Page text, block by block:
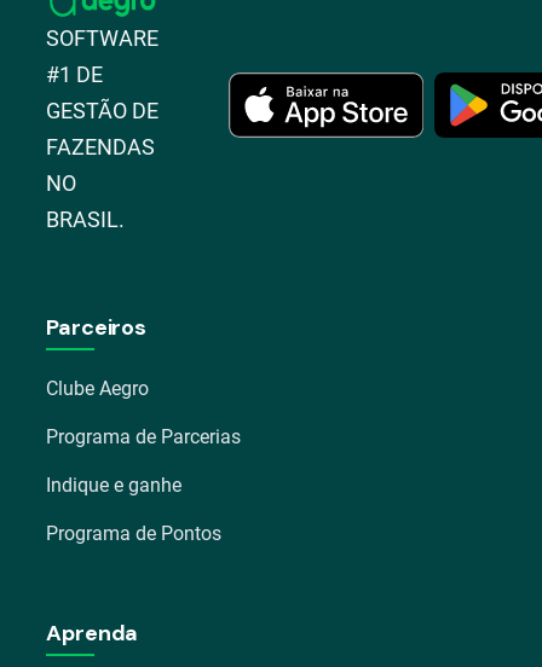
SOFTWARE
#1 DE
GESTÃO DE
FAZENDAS
NO
BRASIL.
Parceiros
Clube Aegro
Programa de Parcerias
Indique e ganhe
Programa de Pontos
Aprenda